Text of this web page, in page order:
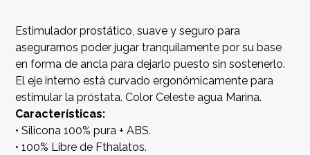
Estimulador prostático, suave y seguro para
asegurarnos poder jugar tranquilamente por su base
en forma de ancla para dejarlo puesto sin sostenerlo.
El eje interno está curvado ergonómicamente para
estimular la próstata. Color Celeste agua Marina.
Características:
• Silicona 100% pura + ABS.
• 100% Libre de Fthalatos.